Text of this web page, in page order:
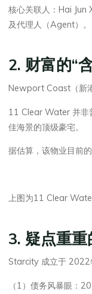
核心关联人：Hai Jun
及代理人（Agent）。
2. 财富的“
Newport Coast（新
11 Clear Water 并非
佳海景的顶级豪宅。
据估算，该物业目前
上图为11 Clear
3. 疑点重
Starcity 成立于 2022
（1）债务风暴眼：